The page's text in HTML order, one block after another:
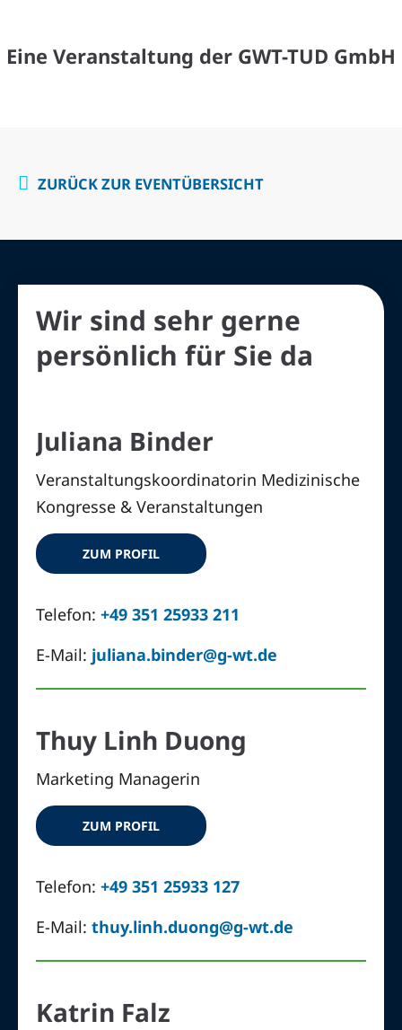
Eine Veranstaltung der GWT-TUD GmbH
ZURÜCK ZUR EVENTÜBERSICHT
Wir sind sehr gerne
persönlich für Sie da
Juliana Binder
Veranstaltungskoordinatorin Medizinische
Kongresse & Veranstaltungen
ZUM PROFIL
Telefon:+49 351 25933 211
E-Mail: juliana.binder@g-wt.de
Thuy Linh Duong
Marketing Managerin
ZUM PROFIL
Telefon:+49 351 25933 127
E-Mail:thuy.linh.duong@g-wt.de
Katrin Falz